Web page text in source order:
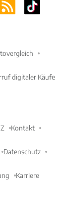
digitaler Käufe
Kontakt
Datenschutz
Karriere